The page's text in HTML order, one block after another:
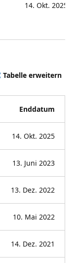
14. Okt. 2025
Tabelle erweitern
Enddatum
14. Okt. 2025
13. Juni 2023
13. Dez. 2022
10. Mai 2022
14. Dez. 2021